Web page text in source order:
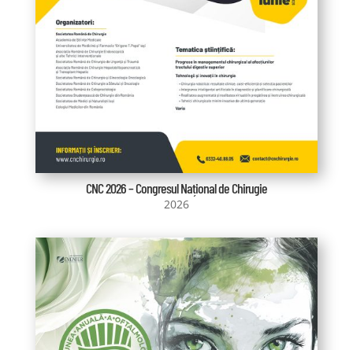
CNC 2026 – Congresul Național de Chirugie
2026